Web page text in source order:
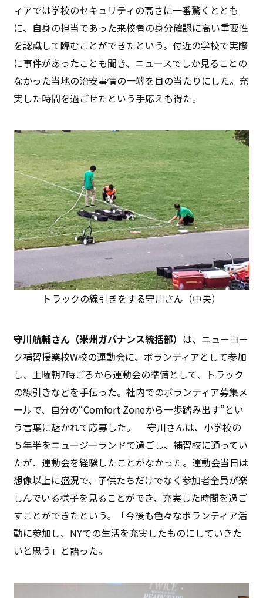
ィアでは学校のセキュリティの高さに一番驚くととも
に、自身の担当であった来校者の身分確認に高い重要性
を認識して臨むことができたという。付近の学校で実際
に事件があったことも聞き、ニュースでしか見ることの
なかった当地の治安事情の一端を目の当たりにした。充
実した時間を過ごせたという手応えも得た。
トラックの線引きをする守川さん（中央）
守川航輔さん（米州ガバナンス統括部） は、ニューヨー
ク補習授業校W校の運動会に、ボランティアとして参加
し、土曜朝7時ごろから運動会の準備として、トラック
の線引きなどを手伝った。社内でのボランティア募集メ
ールで、自分の“Comfort Zoneから一歩踏み出す”とい
う言葉に魅かれて応募した。 守川さんは、小学校の
５年半をニュージーランドで過ごし、補習校に通ってい
たが、運動会を経験したことがなかった。運動会当日は
想像以上に盛況で、子供たちだけでなく参加者全員が楽
しんでいる様子を見ることができ、充実した時間を過ご
すことができたという。「今後も色々なボランティア活
動に参加し、NYでの生活を充実したものにしていきた
いと思う」と語った。